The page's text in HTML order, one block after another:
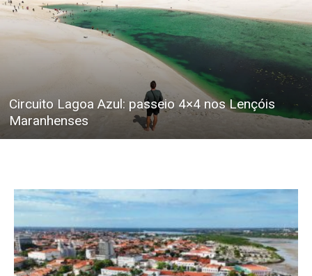
Circuito Lagoa Azul: passeio 4×4 nos Lençóis
Maranhenses